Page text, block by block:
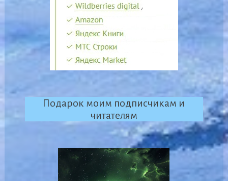
Подарок моим подписчикам и
читателям